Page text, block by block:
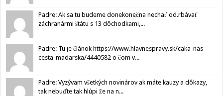
Padre: Ak sa tu budeme donekonečna nechať od.rbávať
záchranármi štátu s 13 dôchodkami,...
Padre: Tu je článok https://www.hlavnespravy.sk/caka-nas-
cesta-madarska/4440582 o čom v...
Padre: Vyzývam všetkých novinárov ak máte kauzy a dôkazy,
tak nebuďte tak hlúpi že na n...